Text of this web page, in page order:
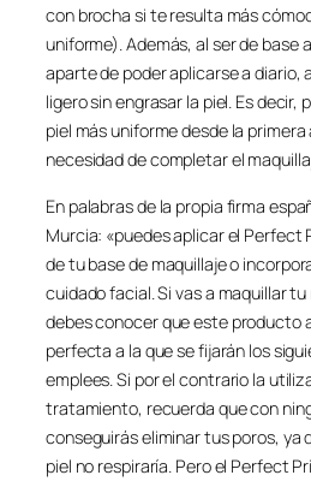
con brocha si te resulta más
uniforme). Además, al ser de base
aparte de poder aplicarse a diario,
ligero sin engrasar la piel. Es decir,
piel más uniforme desde la
necesidad de completar el
En palabras de la propia firma
Murcia: «puedes aplicar el
de tu base de maquillaje o
cuidado facial. Si vas a maquillar
debes conocer que este producto
perfecta a la que se fijarán los
emplees. Si por el contrario la
tratamiento, recuerda que con
conseguirás eliminar tus poros, ya
piel no respiraría. Pero el Perfect